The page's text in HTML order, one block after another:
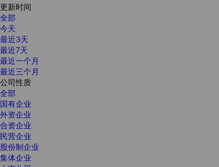
更新时间
全部
今天
最近3天
最近7天
最近一个月
最近三个月
公司性质
全部
国有企业
外资企业
合资企业
民营企业
股份制企业
集体企业